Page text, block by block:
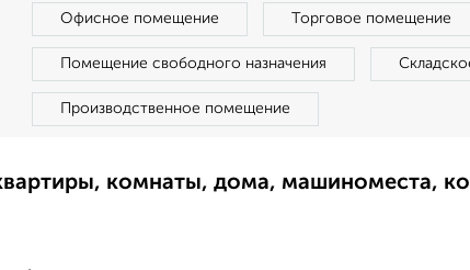
Офисное помещение Торговое помещение
Помещение свободного назначения
Производственное помещение
комнаты, дома, машиноместа,